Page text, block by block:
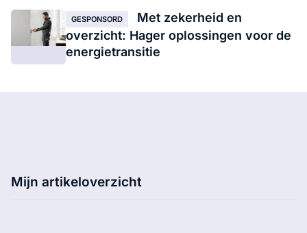
GESPONSORD
Met zekerheid en
overzicht: Hager oplossingen voor de
energietransitie
Mijn artikeloverzicht